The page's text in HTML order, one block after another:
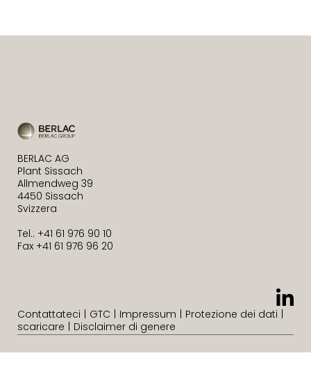
BERLAC AG
Plant Sissach
Allmendweg 39
4450 Sissach
Svizzera
Tel.: +41 61 976 90 10
Fax +41 61 976 96 20
Contattateci GTC Impressum
Protezione dei dati
scaricare
Disclaimer di genere